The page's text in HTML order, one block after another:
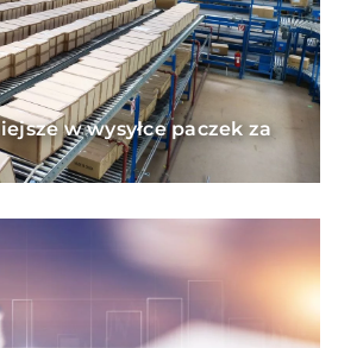
w wysyłce paczek za